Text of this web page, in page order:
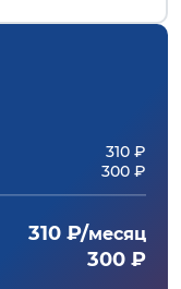
310 ₽
300 ₽
310 ₽/месяц
300 ₽